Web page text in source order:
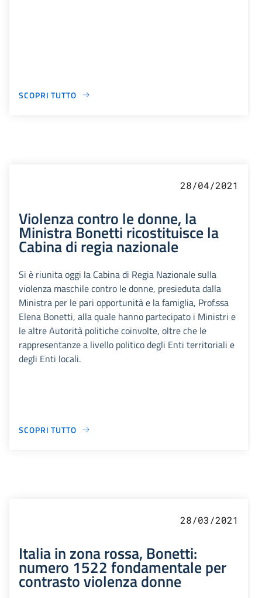
SCOPRI TUTTO
28/04/2021
Violenza contro le donne, la
Ministra Bonetti ricostituisce la
Cabina di regia nazionale
Si è riunita oggi la Cabina di Regia Nazionale sulla
violenza maschile contro le donne, presieduta dalla
Ministra per le pari opportunità e la famiglia, Prof.ssa
Elena Bonetti, alla quale hanno partecipato i Ministri e
le altre Autorità politiche coinvolte, oltre che le
rappresentanze a livello politico degli Enti territoriali e
degli Enti locali.
SCOPRI TUTTO
28/03/2021
Italia in zona rossa, Bonetti:
numero 1522 fondamentale per
contrasto violenza donne